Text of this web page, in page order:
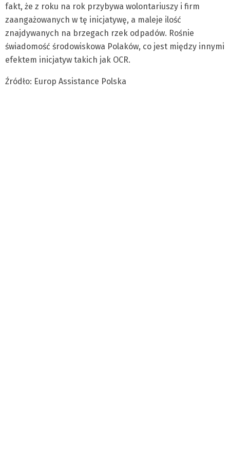
fakt, że z roku na rok przybywa wolontariuszy i firm
zaangażowanych w tę inicjatywę, a maleje ilość
znajdywanych na brzegach rzek odpadów. Rośnie
świadomość środowiskowa Polaków, co jest między innymi
efektem inicjatyw takich jak OCR.
Źródło: Europ Assistance Polska